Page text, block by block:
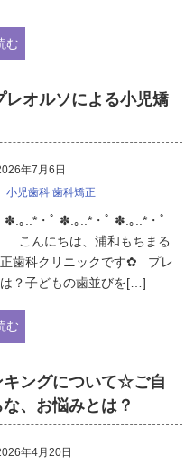
む
レオルソによる小児矯
年7月6日
小児歯科 歯科矯正
✽.｡.:*・ﾟ ✽.｡.:*・ﾟ ✽.｡.:*・ﾟ
こんにちは、浦和もちまる
歯科クリニックです✿ プレ
？子どもの歯並びを[…]
む
キングについて☆ご自
、お悩みとは？
年4月20日